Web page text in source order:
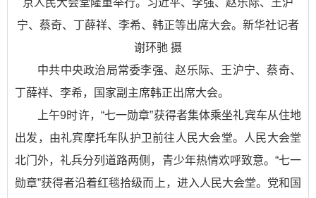
宁、蔡奇、丁薛祥、李希、韩正等出席大会。新华社记者
谢环驰 摄
中共中央政治局常委李强、赵乐际、王沪宁、蔡奇、
丁薛祥、李希，国家副主席韩正出席大会。
上午9时许，“七一勋章”获得者集体乘坐礼宾车从住地
出发，由礼宾摩托车队护卫前往人民大会堂。人民大会堂
北门外，礼兵分列道路两侧，青少年热情欢呼致意。“七一
勋章”获得者沿着红毯拾级而上，进入人民大会堂。党和国